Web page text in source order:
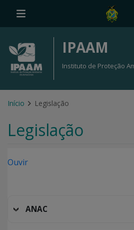
IPAAM
Instituto de Proteção
Início Legislação
Legislação
Ouvir
ANAC